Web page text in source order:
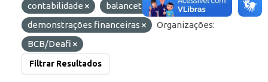
contabilidade
balancete
demonstrações financeiras
Organizações:
BCB/Deafi
Filtrar Resultados